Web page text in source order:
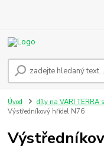
Úvod díly na VARI TERRA
Výstředníkový hřídel N76